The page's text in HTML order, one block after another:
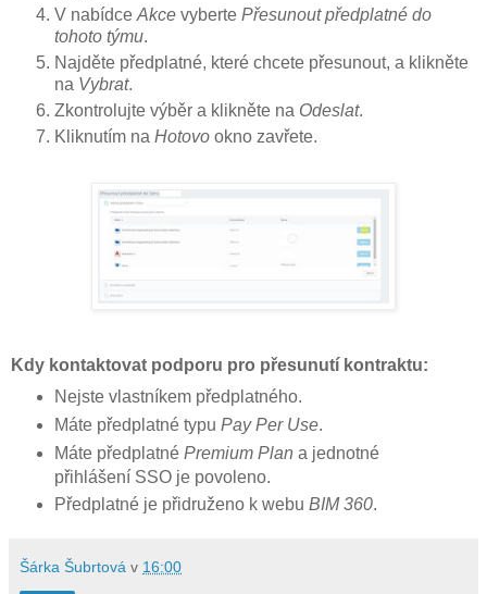
V nabídce Akce vyberte Přesunout předplatné do
tohoto týmu.
Najděte předplatné, které chcete přesunout, a klikněte
na Vybrat.
Zkontrolujte výběr a klikněte na Odeslat.
Kliknutím na Hotovo okno zavřete.
Kdy kontaktovat podporu pro přesunutí kontraktu:
Nejste vlastníkem předplatného.
Máte předplatné typu Pay Per Use.
Máte předplatné Premium Plan a jednotné
přihlášení SSO je povoleno.
Předplatné je přidruženo k webu BIM 360.
Šárka Šubrtová v 16:00